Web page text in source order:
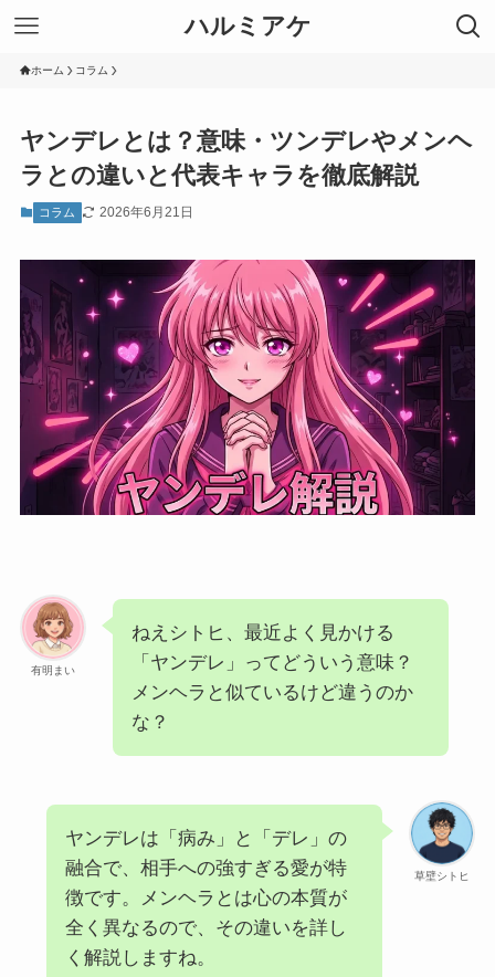
ハルミアケ
ホーム コラム
ヤンデレとは？意味・ツンデレやメンヘ
ラとの違いと代表キャラを徹底解説
コラム 2026年6月21日
有明まい
ねえシトヒ、最近よく見かける
「ヤンデレ」ってどういう意味？
メンヘラと似ているけど違うのか
な？
草壁シトヒ
ヤンデレは「病み」と「デレ」の
融合で、相手への強すぎる愛が特
徴です。メンヘラとは心の本質が
全く異なるので、その違いを詳し
く解説しますね。